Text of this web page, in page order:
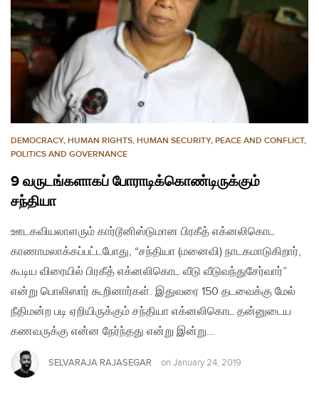
DEMOCRACY, HUMAN RIGHTS, HUMAN SECURITY, PEACE AND CONFLICT,
POLITICS AND GOVERNANCE
9 வருடங்களாகப் போராடிக்கொண்டிருக்கும்
சந்தியா
ஊடகவியலாளரும் கார்டூனிஸ்டுமான பிரகீத் எக்னலிகொட
காணாமலாக்கப்பட்டபோது, “சந்தியா (மனைவி) நாடகமாடுகிறார்,
கூடிய விரையில் பிரகீத் எக்னலிகொட வீடு வீடுவந்துசேர்வார்”
என்று பொலிஸார் கூறினார்கள். இதுவரை 150 தடவைக்கு மேல்
நீதிமன்ற படி ஏறியிருக்கும் சந்தியா எக்னலிகொட தன்னுடைய
கணவருக்கு என்ன நேர்ந்தது என்று இன்று…
SELVARAJA RAJASEGAR on January 24, 2019